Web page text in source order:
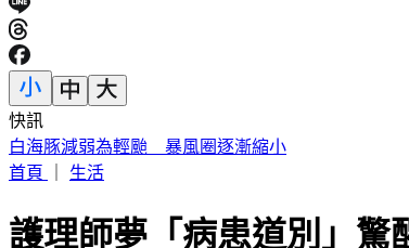
快訊
駐歐外交官爆霸凌、徐佳青狂出國 他轟：政府官員
首頁
生活
護理師夢「病患道別」